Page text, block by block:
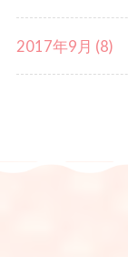
2017年9月 (8)